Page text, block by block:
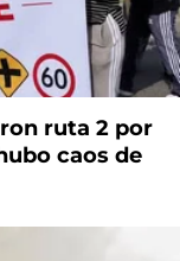
ruta 2 por
caos de